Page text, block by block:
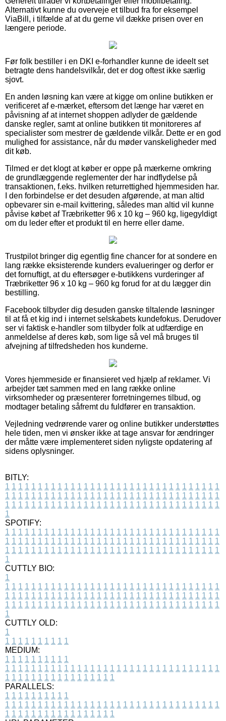
Alternativt kunne du overveje et tilbud fra for eksempel
ViaBill, i tilfælde af at du gerne vil dække prisen over en
længere periode.
Før folk bestiller i en DKI e-forhandler kunne de ideelt set
betragte dens handelsvilkår, det er dog oftest ikke særlig
sjovt.
En anden løsning kan være at kigge om online butikken er
verificeret af e-mærket, eftersom det længe har været en
påvisning af at internet shoppen adlyder de gældende
danske regler, samt at online butikken tit monitoreres af
specialister som mestrer de gældende vilkår. Dette er en god
mulighed for assistance, når du møder vanskeligheder med
dit køb.
Tilmed er det klogt at køber er oppe på mærkerne omkring
de grundlæggende reglementer der har indflydelse på
transaktionen, f.eks. hvilken returrettighed hjemmesiden har.
I den forbindelse er det desuden afgørende, at man altid
opbevarer sin e-mail kvittering, således man altid vil kunne
påvise købet af Træbriketter 96 x 10 kg – 960 kg, ligegyldigt
om du leder efter et produkt til en herre eller dame.
Trustpilot bringer dig egentlig fine chancer for at sondere en
lang række eksisterende kunders evalueringer og derfor er
det fornuftigt, at du eftersøger e-butikkens vurderinger af
Træbriketter 96 x 10 kg – 960 kg forud for at du lægger din
bestilling.
Facebook tilbyder dig desuden ganske tiltalende løsninger
til at få et kig ind i internet selskabets kundefokus. Derudover
ser vi faktisk e-handler som tilbyder folk at udfærdige en
anmeldelse af deres køb, som lige så vel må bruges til
afvejning af tilfredsheden hos kunderne.
Vores hjemmeside er finansieret ved hjælp af reklamer. Vi
arbejder tæt sammen med en lang række online
virksomheder og præsenterer forretningernes tilbud, og
modtager betaling såfremt du fuldfører en transaktion.
Vejledning vedrørende varer og online butikker understøttes
hele tiden, men vi ønsker ikke at tage ansvar for ændringer
der måtte være implementeret siden nyligste opdatering af
sidens oplysninger.
BITLY:
1 1 1 1 1 1 1 1 1 1 1 1 1 1 1 1 1 1 1 1 1 1 1 1 1 1 1 1 1 1 1 1 1
1 1 1 1 1 1 1 1 1 1 1 1 1 1 1 1 1 1 1 1 1 1 1 1 1 1 1 1 1 1 1 1 1
1 1 1 1 1 1 1 1 1 1 1 1 1 1 1 1 1 1 1 1 1 1 1 1 1 1 1 1 1 1 1 1 1
1
SPOTIFY:
1 1 1 1 1 1 1 1 1 1 1 1 1 1 1 1 1 1 1 1 1 1 1 1 1 1 1 1 1 1 1 1 1
1 1 1 1 1 1 1 1 1 1 1 1 1 1 1 1 1 1 1 1 1 1 1 1 1 1 1 1 1 1 1 1 1
1 1 1 1 1 1 1 1 1 1 1 1 1 1 1 1 1 1 1 1 1 1 1 1 1 1 1 1 1 1 1 1 1
1
CUTTLY BIO:
1
1 1 1 1 1 1 1 1 1 1 1 1 1 1 1 1 1 1 1 1 1 1 1 1 1 1 1 1 1 1 1 1 1
1 1 1 1 1 1 1 1 1 1 1 1 1 1 1 1 1 1 1 1 1 1 1 1 1 1 1 1 1 1 1 1 1
1 1 1 1 1 1 1 1 1 1 1 1 1 1 1 1 1 1 1 1 1 1 1 1 1 1 1 1 1 1 1 1 1
1
CUTTLY OLD:
1
1 1 1 1 1 1 1 1 1 1
MEDIUM:
1 1 1 1 1 1 1 1 1 1
1 1 1 1 1 1 1 1 1 1 1 1 1 1 1 1 1 1 1 1 1 1 1 1 1 1 1 1 1 1 1 1 1
1 1 1 1 1 1 1 1 1 1 1 1 1 1 1 1 1
PARALLELS:
1 1 1 1 1 1 1 1 1 1
1 1 1 1 1 1 1 1 1 1 1 1 1 1 1 1 1 1 1 1 1 1 1 1 1 1 1 1 1 1 1 1 1
1 1 1 1 1 1 1 1 1 1 1 1 1 1 1 1 1